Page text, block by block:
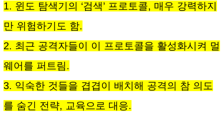
1. 윈도 탐색기의 ‘검색’ 프로토콜, 매우 강력하지
만 위험하기도 함.
2. 최근 공격자들이 이 프로토콜을 활성화시켜 멀
웨어를 퍼트림.
3. 익숙한 것들을 겹겹이 배치해 공격의 참 의도
를 숨긴 전략, 교육으로 대응.